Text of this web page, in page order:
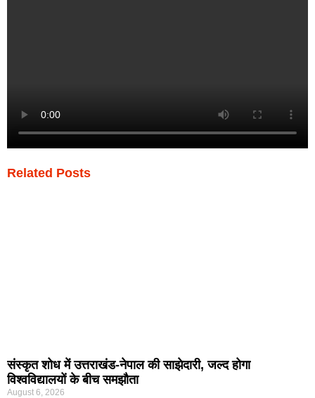
Related Posts
संस्कृत शोध में उत्तराखंड-नेपाल की साझेदारी, जल्द होगा
विश्वविद्यालयों के बीच समझौता
August 6, 2026